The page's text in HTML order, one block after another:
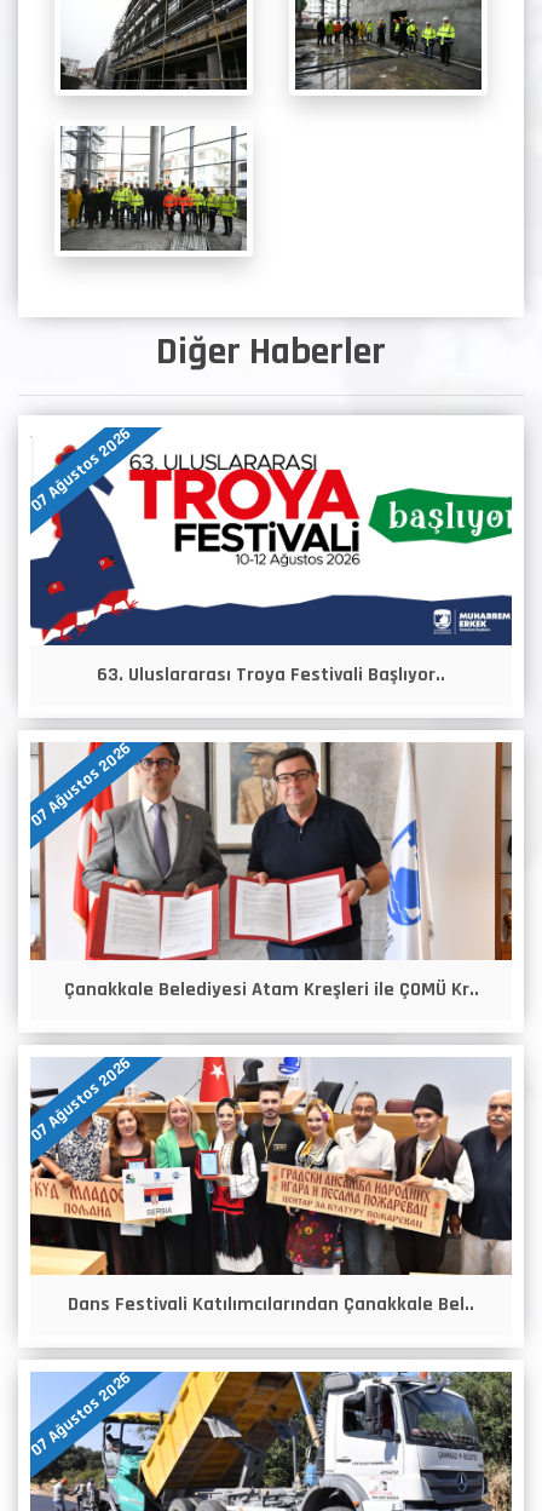
Diğer Haberler
07 Ağustos 2026
63. Uluslararası Troya Festivali Başlıyor..
07 Ağustos 2026
Çanakkale Belediyesi Atam Kreşleri ile ÇOMÜ Kr..
07 Ağustos 2026
Dans Festivali Katılımcılarından Çanakkale Bel..
07 Ağustos 2026